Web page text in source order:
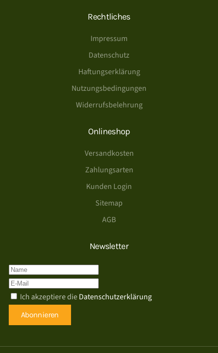
Rechtliches
Impressum
Datenschutz
Haftungserklärung
Nutzungsbedingungen
Widerrufsbelehrung
Onlineshop
Versandkosten
Zahlungsarten
Kunden Login
Sitemap
AGB
Newsletter
Ich akzeptiere dieDatenschutzerklärung
Abonnieren